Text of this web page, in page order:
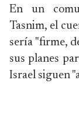
En un
Tasnim, el
sería "firme,
sus planes
Israel siguen